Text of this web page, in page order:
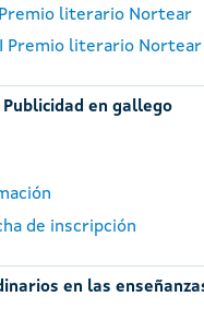
Premio literario Nortear
Premio literario Nortear
Publicidad en gallego
de inscripción
en las